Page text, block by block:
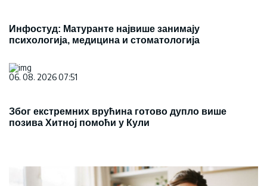
Инфостуд: Матуранте највише занимају
психологија, медицина и стоматологија
06. 08. 2026 07:51
Због екстремних врућина готово дупло више
позива Хитној помоћи у Кули